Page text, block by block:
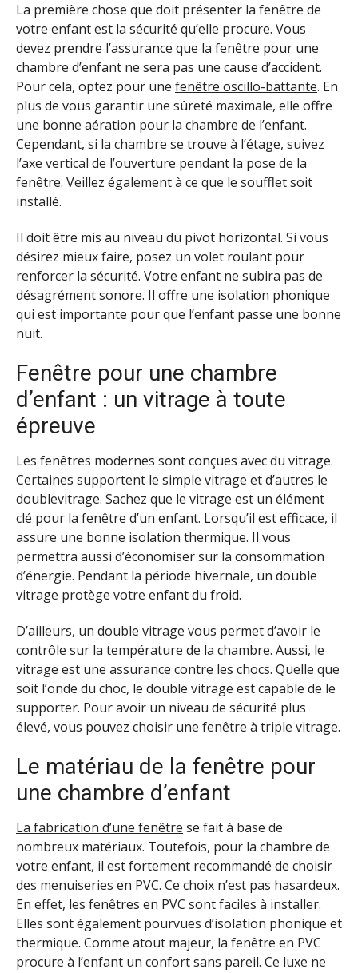
La première chose que doit présenter la fenêtre de
votre enfant est la sécurité qu’elle procure. Vous
devez prendre l’assurance que la fenêtre pour une
chambre d’enfant ne sera pas une cause d’accident.
Pour cela, optez pour une fenêtre oscillo-battante. En
plus de vous garantir une sûreté maximale, elle offre
une bonne aération pour la chambre de l’enfant.
Cependant, si la chambre se trouve à l’étage, suivez
l’axe vertical de l’ouverture pendant la pose de la
fenêtre. Veillez également à ce que le soufflet soit
installé.
Il doit être mis au niveau du pivot horizontal. Si vous
désirez mieux faire, posez un volet roulant pour
renforcer la sécurité. Votre enfant ne subira pas de
désagrément sonore. Il offre une isolation phonique
qui est importante pour que l’enfant passe une bonne
nuit.
Fenêtre pour une chambre
d’enfant : un vitrage à toute
épreuve
Les fenêtres modernes sont conçues avec du vitrage.
Certaines supportent le simple vitrage et d’autres le
doublevitrage. Sachez que le vitrage est un élément
clé pour la fenêtre d’un enfant. Lorsqu’il est efficace, il
assure une bonne isolation thermique. Il vous
permettra aussi d’économiser sur la consommation
d’énergie. Pendant la période hivernale, un double
vitrage protège votre enfant du froid.
D’ailleurs, un double vitrage vous permet d’avoir le
contrôle sur la température de la chambre. Aussi, le
vitrage est une assurance contre les chocs. Quelle que
soit l’onde du choc, le double vitrage est capable de le
supporter. Pour avoir un niveau de sécurité plus
élevé, vous pouvez choisir une fenêtre à triple vitrage.
Le matériau de la fenêtre pour
une chambre d’enfant
La fabrication d’une fenêtre se fait à base de
nombreux matériaux. Toutefois, pour la chambre de
votre enfant, il est fortement recommandé de choisir
des menuiseries en PVC. Ce choix n’est pas hasardeux.
En effet, les fenêtres en PVC sont faciles à installer.
Elles sont également pourvues d’isolation phonique et
thermique. Comme atout majeur, la fenêtre en PVC
procure à l’enfant un confort sans pareil. Ce luxe ne